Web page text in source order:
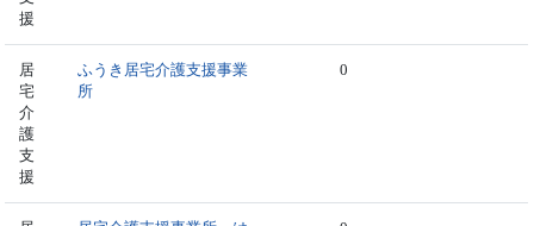
援
居
宅
介
護
支
援
ふうき居宅介護支援事業
所
0